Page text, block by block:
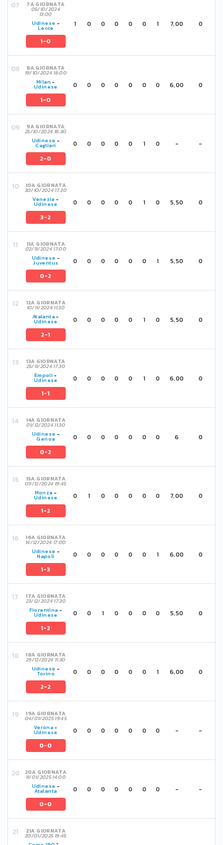
7A GIORNATA
05/10/2024
13:00
Udinese -
Lecce
1-0
1 0 0 0 0 0 1 7,00 0
8A GIORNATA
19/10/2024 16:00
Milan-
Udinese
1-0
0 0 0 0 0 0 0 6,00 0
9A GIORNATA
25/10/2024 16:30
Udinese -
Cagliari
2-0
0 0 0 0 0 1 0 - -
10A GIORNATA
30/10/2024 17:30
Venezia -
Udinese
3-2
0 0 0 0 0 1 0 5,50 0
11A GIORNATA
02/11/2024 17:00
Udinese -
Juventus
0-2
0 0 0 0 0 0 1 5,50 0
12A GIORNATA
10/11/2024 11:30
Atalanta-
Udinese
2-1
0 0 0 0 0 1 0 5,50 0
13A GIORNATA
25/11/2024 17:30
Empoli -
Udinese
1-1
0 0 0 0 0 1 0 6,00 0
14A GIORNATA
01/12/2024 11:30
Udinese -
Genoa
0-2
0 0 0 0 0 0 0 6 0
15A GIORNATA
09/12/2024 19:45
Monza -
Udinese
1-2
0 1 0 0 0 0 0 7,00 0
16A GIORNATA
14/12/2024 17:00
Udinese -
Napoli
1-3
0 0 0 0 0 0 1 6,00 0
17A GIORNATA
23/12/2024 17:30
Fiorentina -
Udinese
1-2
0 0 1 0 0 0 0 5,50 0
18A GIORNATA
29/12/2024 11:30
Udinese -
Torino
2-2
0 0 0 0 0 0 1 6,00 0
19A GIORNATA
04/01/2025 19:45
Verona -
Udinese
0-0
0 0 0 0 0 0 0 - -
20A GIORNATA
11/01/2025 14:00
Udinese -
Atalanta
0-0
0 0 0 0 0 0 0 - -
21A GIORNATA
20/01/2025 19:45